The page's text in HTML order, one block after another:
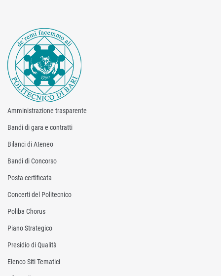
Amministrazione trasparente
Bandi di gara e contratti
Bilanci di Ateneo
Bandi di Concorso
Posta certificata
Concerti del Politecnico
Poliba Chorus
Piano Strategico
Presidio di Qualità
Elenco Siti Tematici